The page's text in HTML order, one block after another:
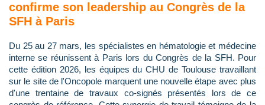
confirme son leadership au Congrès de la
SFH à Paris
Du 25 au 27 mars, les spécialistes en hématologie et médecine
interne se réunissent à Paris lors du Congrès de la SFH. Pour
cette édition 2026, les équipes du CHU de Toulouse travaillant
sur le site de l'Oncopole marquent une nouvelle étape avec plus
d'une trentaine de travaux co-signés présentés lors de ce